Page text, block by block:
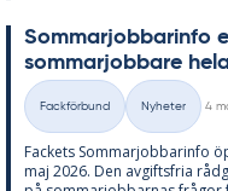
Som­mar­job­ba­rin­fo
som­mar­job­ba­re
Kategorier
Fackförbund Nyheter
4
Fac­kets Som­mar­job­ba­rin­fo
maj 2026. Den av­gifts­fria